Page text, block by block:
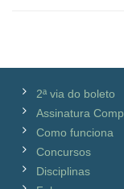
2ª via do boleto
Assinatura
Como funciona
Concursos
Disciplinas